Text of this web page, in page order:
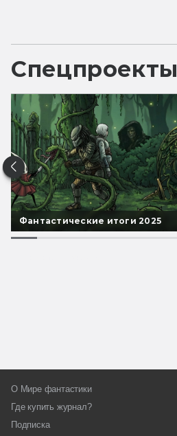
Спецпроекты
Фантастические итоги 2025
О Мире фантастики
Где купить журнал?
Подписка